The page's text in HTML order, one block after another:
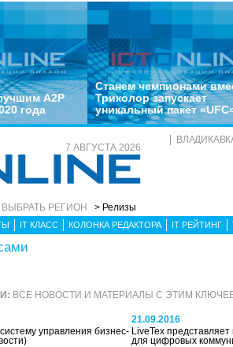
A2P
года
Станем чемпионами
Триколор запускает
уникальный пакет
7 АВГУСТА 2026
ВЫБРАТЬ РЕГИОН > Релизы
IT КЛАСС КОЛОНКА РЕДАКТОРА IT РЕЙТИНГ
ВСЕ НОВОСТИ И МАТЕРИАЛЫ С ЭТИМ
управления бизнес-
21.09.2016
LiveTex
для цифровых